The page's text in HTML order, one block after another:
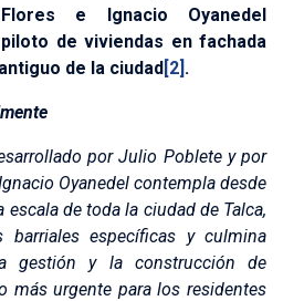
e Ignacio Oyanedel
de viviendas en fachada
de la ciudad[2] .
por Julio Poblete y por
Oyanedel contempla desde
de toda la ciudad de Talca,
barriales específicas y culmina
gestión y la construcción de
más urgente para los residentes